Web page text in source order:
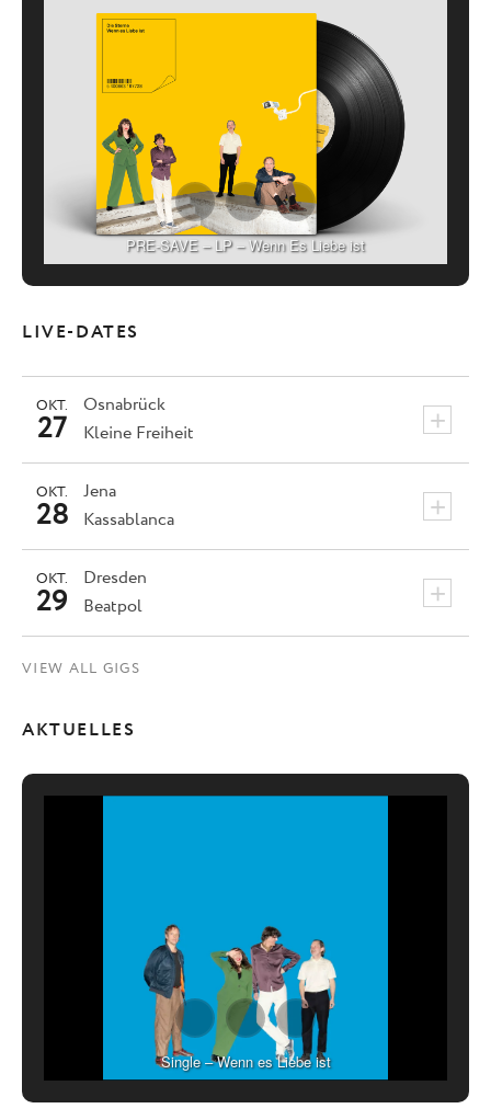
PRE-SAVE – LP – Wenn Es Liebe ist
LIVE-DATES
Osnabrück +
OKT.
27 Kleine Freiheit
Jena +
OKT.
28 Kassablanca
Dresden +
OKT.
29 Beatpol
VIEW ALL GIGS
AKTUELLES
Single – Wenn es Liebe ist